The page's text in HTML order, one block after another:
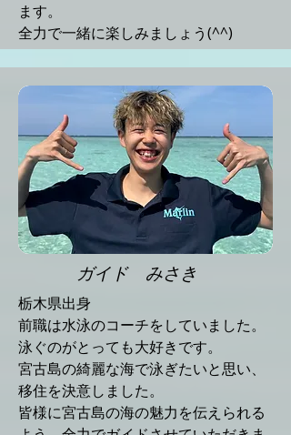
ます。
全力で一緒に楽しみましょう(^^)
ガイド みさき
栃木県出身
前職は水泳のコーチをしていました。
泳ぐのがとっても大好きです。
宮古島の綺麗な海で泳ぎたいと思い、
移住を決意しました。
皆様に宮古島の海の魅力を伝えられる